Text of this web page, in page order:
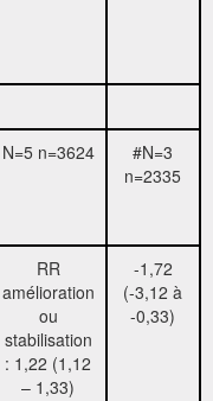
N=5 n=3624
#N=3
n=2335
RR
amélioration
ou
stabilisation
: 1,22 (1,12
– 1,33)
-1,72
(-3,12 à
-0,33)